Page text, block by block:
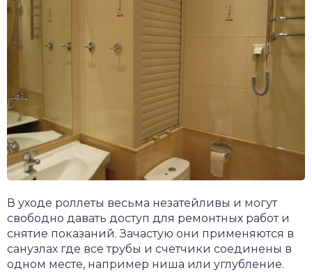
В уходе роллеты весьма незатейливы и могут
свободно давать доступ для ремонтных работ и
снятие показаний. Зачастую они применяются в
санузлах где все трубы и счетчики соединены в
одном месте, например ниша или углубление.